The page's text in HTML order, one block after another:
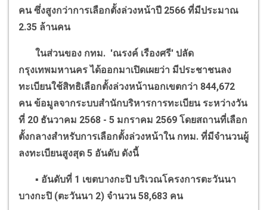
คน ซึ่งสูงกว่าการเลือกตั้งล่วงหน้าปี 2566 ที่มีประมาณ
2.35 ล้านคน
ในส่วนของ กทม. 'ณรงค์ เรืองศรี' ปลัด
กรุงเทพมหานคร ได้ออกมาเปิดเผยว่า มีประชาชนลง
ทะเบียนใช้สิทธิเลือกตั้งล่วงหน้านอกเขตกว่า 844,672
คน ข้อมูลจากระบบสำนักบริหารการทะเบียน ระหว่างวัน
ที่ 20 ธันวาคม 2568 - 5 มกราคม 2569 โดยสถานที่เลือก
ตั้งกลางสำหรับการเลือกตั้งล่วงหน้าใน กทม. ที่มีจำนวนผู้
ลงทะเบียนสูงสุด 5 อันดับ ดังนี้
▪ อันดับที่ 1 เขตบางกะปิ บริเวณโครงการตะวันนา
บางกะปิ (ตะวันนา 2) จำนวน58,683 คน